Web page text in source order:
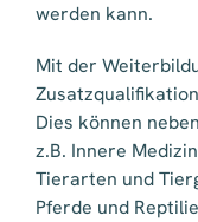
werden kann.
Mit der
Dies können
z.B. Innere
Tierarten und
Pferde und